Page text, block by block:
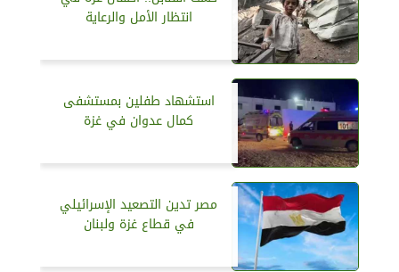
انتظار الأمل والرعاية
استشهاد طفلين بمستشفى
كمال عدوان في غزة
مصر تدين التصعيد الإسرائيلي
في قطاع غزة ولبنان